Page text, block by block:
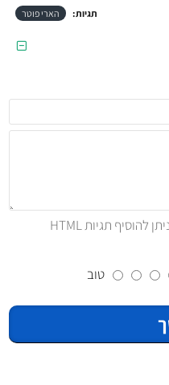
תגיות: הארי פוטר
לא ניתן להוסיף תגיות HTML
טוב